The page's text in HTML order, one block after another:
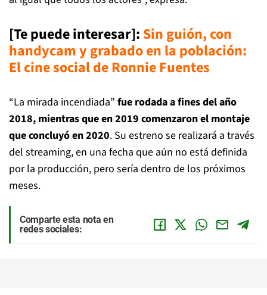
[Te puede interesar]: Sin guión, con
handycam y grabado en la población:
El cine social de Ronnie Fuentes
“La mirada incendiada” fue rodada a fines del año
2018, mientras que en 2019 comenzaron el montaje
que concluyó en 2020. Su estreno se realizará a través
del streaming, en una fecha que aún no está definida
por la producción, pero sería dentro de los próximos
meses.
Comparte esta nota en
redes sociales: